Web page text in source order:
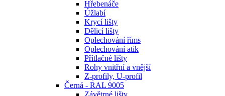
Hřebenáče
Úžlabí
Krycí lišty
Dělicí lišty
Oplechování říms
Oplechování atik
Přítlačné lišty
Rohy vnitřní a vnější
Z-profily, U-profil
Černá - RAL 9005
Závětrné lišty